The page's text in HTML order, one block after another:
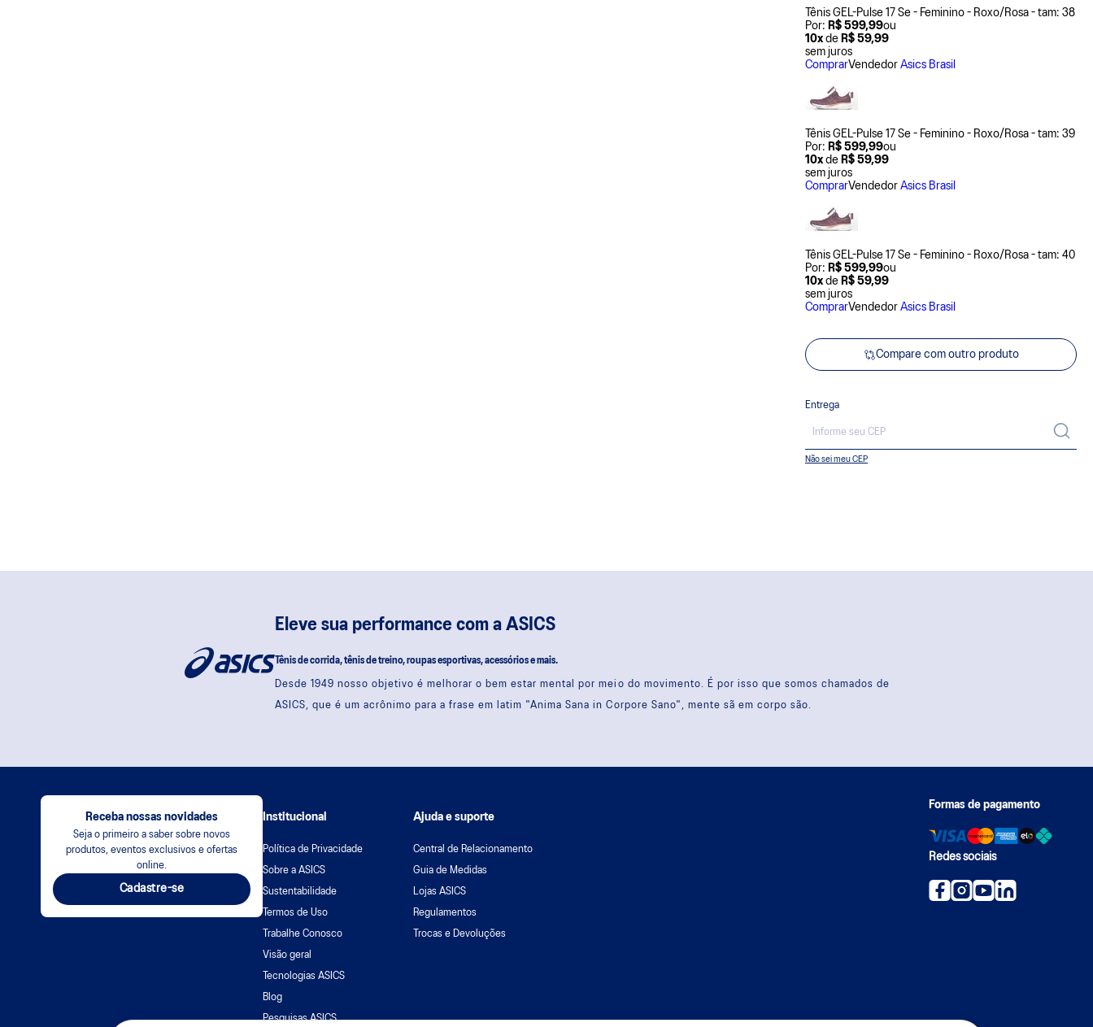
Tênis GEL-Pulse 17 Se - Feminino - Roxo/Rosa - tam: 38
Por: R$ 599,99ou
10xde R$ 59,99
sem juros
ComprarVendedor Asics Brasil
Tênis GEL-Pulse 17 Se - Feminino - Roxo/Rosa - tam: 39
Por: R$ 599,99ou
10xde R$ 59,99
sem juros
ComprarVendedor Asics Brasil
Tênis GEL-Pulse 17 Se - Feminino - Roxo/Rosa - tam: 40
Por: R$ 599,99ou
10xde R$ 59,99
sem juros
ComprarVendedor Asics Brasil
Compare com outro produto
Entrega
Não sei meu CEP
Eleve sua performance com a ASICS
Tênis de corrida, tênis de treino, roupas esportivas, acessórios e mais.
Desde 1949 nosso objetivo é melhorar o bem estar mental por meio do movimento. É por isso que somos chamados de
ASICS, que é um acrônimo para a frase em latim "Anima Sana in Corpore Sano", mente sã em corpo são.
Receba nossas novidades
Seja o primeiro a saber sobre novos
produtos, eventos exclusivos e ofertas
online.
Cadastre-se
Institucional
Política de Privacidade
Sobre a ASICS
Sustentabilidade
Termos de Uso
Trabalhe Conosco
Visão geral
Tecnologias ASICS
Blog
Pesquisas ASICS
Ajuda e suporte
Central de Relacionamento
Guia de Medidas
Lojas ASICS
Regulamentos
Trocas e Devoluções
Formas de pagamento
Redes sociais